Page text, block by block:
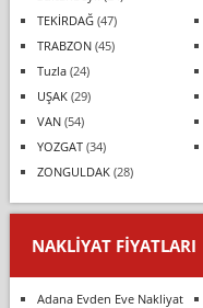
TEKİRDAĞ(47)
TRABZON(45)
Tuzla(24)
UŞAK(29)
VAN(54)
YOZGAT(34)
ZONGULDAK(28)
NAKLIYAT FIYATLARI
Adana Evden Eve Nakliyat